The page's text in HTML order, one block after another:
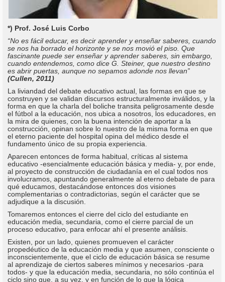
*) Prof. José Luis Corbo
“No es fácil educar, es decir aprender y enseñar saberes, cuando
se nos ha borrado el horizonte y se nos movió el piso. Que
fascinante puede ser enseñar y aprender saberes, sin embargo,
cuando entendemos, como dice G. Steiner, que nuestro destino
es abrir puertas, aunque no sepamos adonde nos llevan”
(Cullen, 2011)
La liviandad del debate educativo actual, las formas en que se
construyen y se validan discursos estructuralmente inválidos, y la
forma en que la charla del boliche transita peligrosamente desde
el fútbol a la educación, nos ubica a nosotros, los educadores, en
la mira de quienes, con la buena intención de aportar a la
construcción, opinan sobre lo nuestro de la misma forma en que
el eterno paciente del hospital opina del médico desde el
fundamento único de su propia experiencia.
Aparecen entonces de forma habitual, críticas al sistema
educativo -esencialmente educación básica y media- y, por ende,
al proyecto de construcción de ciudadanía en el cual todos nos
involucramos, apuntando generalmente al eterno debate de para
qué educamos, destacándose entonces dos visiones
complementarias o contradictorias, según el carácter que se
adjudique a la discusión.
Tomaremos entonces el cierre del ciclo del estudiante en
educación media, secundaria, como el cierre parcial de un
proceso educativo, para enfocar ahí el presente análisis.
Existen, por un lado, quienes promueven el carácter
propedéutico de la educación media y que asumen, consciente o
inconscientemente, que el ciclo de educación básica se resume
al aprendizaje de ciertos saberes mínimos y necesarios -para
todos- y que la educación media, secundaria, no sólo continúa el
ciclo sino que, a su vez, y en función de lo que la lógica